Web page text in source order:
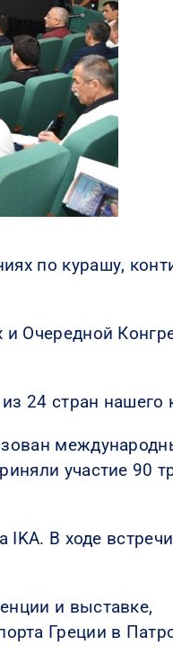
по курашу,
Очередной
24 стран нашего
участие 90
IKA. В ходе
и выставке,
Греции в